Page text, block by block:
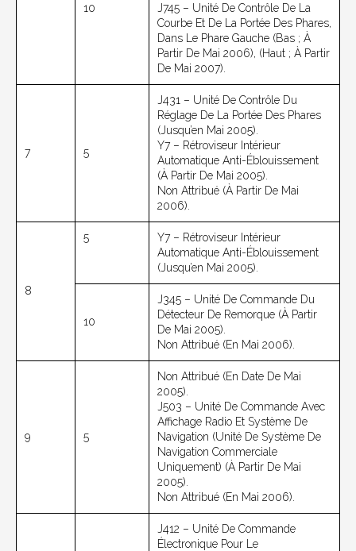
10
J745 – Unité De Contrôle De La
Courbe Et De La Portée Des Phares,
Dans Le Phare Gauche (bas ; À
Partir De Mai 2006), (haut ; À Partir
De Mai 2007).
7 5
J431 – Unité De Contrôle Du
Réglage De La Portée Des Phares
(jusqu’en Mai 2005).
Y7 – Rétroviseur Intérieur
Automatique Anti-Éblouissement
(à Partir De Mai 2005).
Non Attribué (à Partir De Mai
2006).
8
5
Y7 – Rétroviseur Intérieur
Automatique Anti-Éblouissement
(jusqu’en Mai 2005).
10
J345 – Unité De Commande Du
Détecteur De Remorque (à Partir
De Mai 2005).
Non Attribué (en Mai 2006).
9 5
Non Attribué (en Date De Mai
2005).
J503 – Unité De Commande Avec
Affichage Radio Et Système De
Navigation (unité De Système De
Navigation Commerciale
Uniquement) (à Partir De Mai
2005).
Non Attribué (en Mai 2006).
J412 – Unité De Commande
Électronique Pour Le